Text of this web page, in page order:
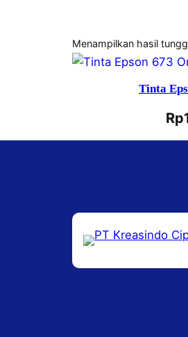
Menampilkan hasil
Tinta
Rp